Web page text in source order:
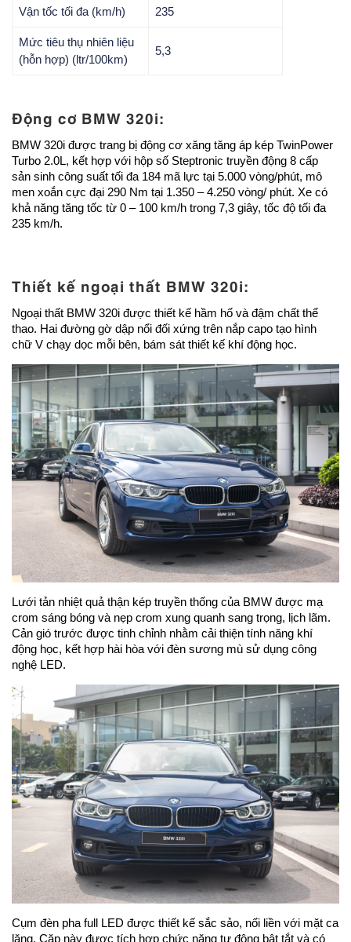
Vận tốc tối đa (km/h) 235
Mức tiêu thụ nhiên liệu
(hỗn hợp) (ltr/100km)
5,3
Động cơ BMW 320i:
BMW 320i được trang bị động cơ xăng tăng áp kép TwinPower
Turbo 2.0L, kết hợp với hộp số Steptronic truyền động 8 cấp
sản sinh công suất tối đa 184 mã lực tại 5.000 vòng/phút, mô
men xoắn cực đại 290 Nm tại 1.350 – 4.250 vòng/ phút. Xe có
khả năng tăng tốc từ 0 – 100 km/h trong 7,3 giây, tốc độ tối đa
235 km/h.
Thiết kế ngoại thất BMW 320i:
Ngoại thất BMW 320i được thiết kế hầm hố và đậm chất thể
thao. Hai đường gờ dập nổi đối xứng trên nắp capo tạo hình
chữ V chạy dọc mỗi bên, bám sát thiết kế khí động học.
Lưới tản nhiệt quả thận kép truyền thống của BMW được mạ
crom sáng bóng và nẹp crom xung quanh sang trọng, lịch lãm.
Cản gió trước được tinh chỉnh nhằm cải thiện tính năng khí
động học, kết hợp hài hòa với đèn sương mù sử dụng công
nghệ LED.
Cụm đèn pha full LED được thiết kế sắc sảo, nối liền với mặt ca
lăng. Cặp này được tích hợp chức năng tự động bật tắt và có